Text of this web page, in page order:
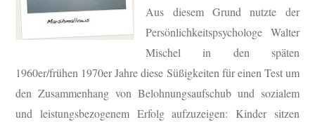
Aus diesem Grund nutzte der
Persönlichkeitspsychologe Walter
Mischel in den späten
1960er/frühen 1970er Jahre diese Süßigkeiten für einen Test um
den Zusammenhang von Belohnungsaufschub und sozialem
und leistungsbezogenem Erfolg aufzuzeigen: Kinder sitzen